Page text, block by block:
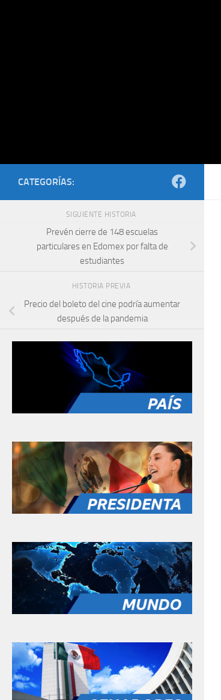
CATEGORÍAS:
SIGUIENTE HISTORIA
Prevén cierre de 148 escuelas
particulares en Edomex por falta de
estudiantes
HISTORIA PREVIA
Precio del boleto del cine podría aumentar
después de la pandemia